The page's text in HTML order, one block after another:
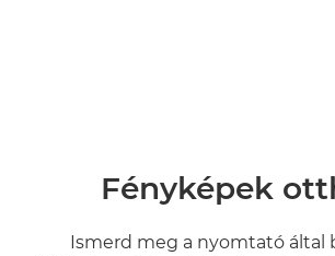
Fényképek
Ismerd meg a nyomtató által